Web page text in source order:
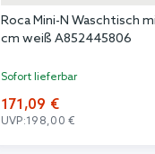
Roca Mini-N Waschtisch
cm weiß A852445806
Sofort lieferbar
171,09 €
UVP:198,00 €